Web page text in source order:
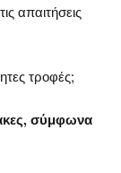
απαιτήσεις
τροφές;
σύμφωνα